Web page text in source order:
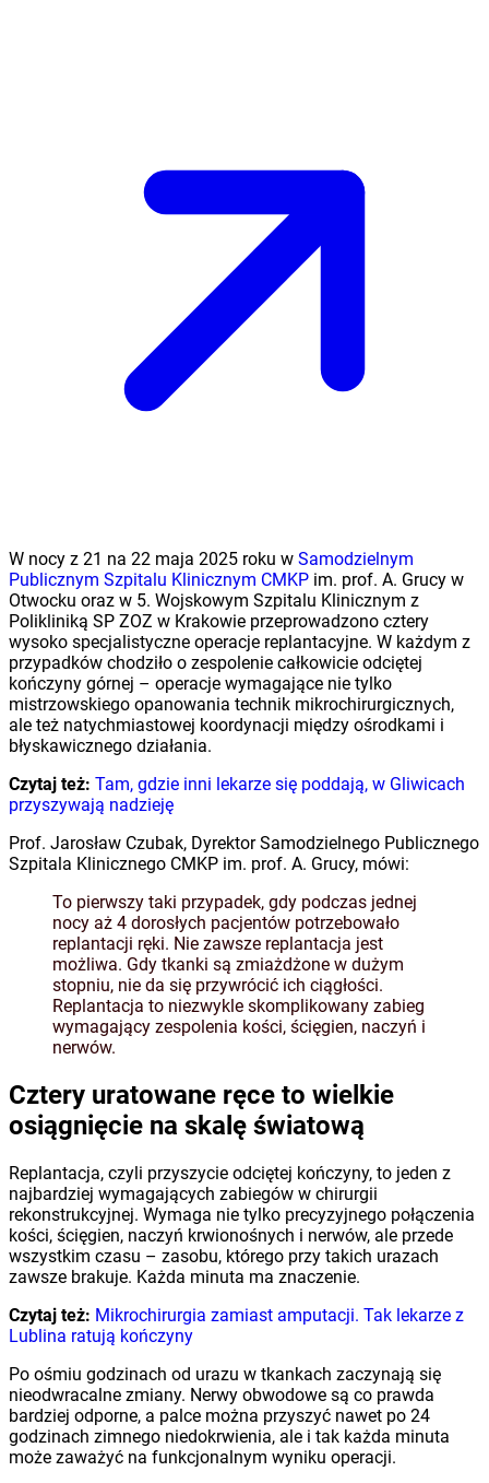
W nocy z 21 na 22 maja 2025 roku w Samodzielnym
Publicznym Szpitalu Klinicznym CMKP im. prof. A. Grucy w
Otwocku oraz w 5. Wojskowym Szpitalu Klinicznym z
Polikliniką SP ZOZ w Krakowie przeprowadzono cztery
wysoko specjalistyczne operacje replantacyjne. W każdym z
przypadków chodziło o zespolenie całkowicie odciętej
kończyny górnej – operacje wymagające nie tylko
mistrzowskiego opanowania technik mikrochirurgicznych,
ale też natychmiastowej koordynacji między ośrodkami i
błyskawicznego działania.
Czytaj też: Tam, gdzie inni lekarze się poddają, w Gliwicach
przyszywają nadzieję
Prof. Jarosław Czubak, Dyrektor Samodzielnego Publicznego
Szpitala Klinicznego CMKP im. prof. A. Grucy, mówi:
To pierwszy taki przypadek, gdy podczas jednej
nocy aż 4 dorosłych pacjentów potrzebowało
replantacji ręki. Nie zawsze replantacja jest
możliwa. Gdy tkanki są zmiażdżone w dużym
stopniu, nie da się przywrócić ich ciągłości.
Replantacja to niezwykle skomplikowany zabieg
wymagający zespolenia kości, ścięgien, naczyń i
nerwów.
Cztery uratowane ręce to wielkie
osiągnięcie na skalę światową
Replantacja, czyli przyszycie odciętej kończyny, to jeden z
najbardziej wymagających zabiegów w chirurgii
rekonstrukcyjnej. Wymaga nie tylko precyzyjnego połączenia
kości, ścięgien, naczyń krwionośnych i nerwów, ale przede
wszystkim czasu – zasobu, którego przy takich urazach
zawsze brakuje. Każda minuta ma znaczenie.
Czytaj też: Mikrochirurgia zamiast amputacji. Tak lekarze z
Lublina ratują kończyny
Po ośmiu godzinach od urazu w tkankach zaczynają się
nieodwracalne zmiany. Nerwy obwodowe są co prawda
bardziej odporne, a palce można przyszyć nawet po 24
godzinach zimnego niedokrwienia, ale i tak każda minuta
może zaważyć na funkcjonalnym wyniku operacji.